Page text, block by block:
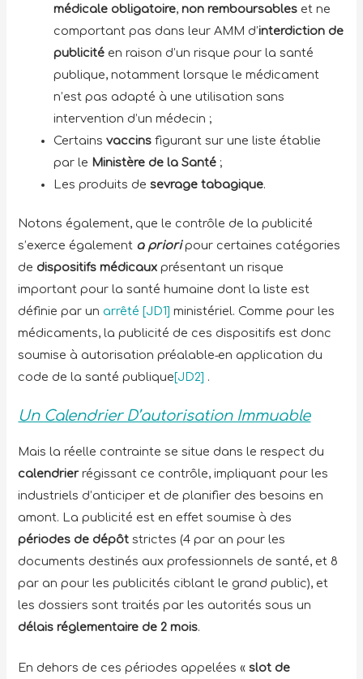
médicale obligatoire,non remboursables et ne
comportant pas dans leur AMM d’interdiction de
publicité en raison d’un risque pour la santé
publique, notamment lorsque le médicament
n’est pas adapté à une utilisation sans
intervention d’un médecin ;
Certainsvaccinsfigurant sur une liste établie
par le Ministère de laSanté ;
Les produits desevrage tabagique.
Notons également, que le contrôle de la publicité
s’exerce également a prioripour certaines catégories
de dispositifs médicaux présentant un risque
important pour la santé humaine dont la liste est
définie par un arrêté [JD1] ministériel. Comme pour les
médicaments, la publicité de ces dispositifs est donc
soumise à autorisation préalable en application du
code de la santé publique[JD2] .
Un Calendrier D’autorisation Immuable
Mais la réelle contrainte se situe dans le respect du
calendrierrégissant ce contrôle, impliquant pour les
industriels d’anticiper et de planifier des besoins en
amont. La publicité est en effet soumise à des
périodes de dépôt strictes (4 par an pour les
documents destinés aux professionnels de santé, et 8
par an pour les publicités ciblant le grand public), et
les dossiers sont traités par les autorités sous un
délais réglementaire de 2 mois.
En dehors de ces périodes appelées «slot de